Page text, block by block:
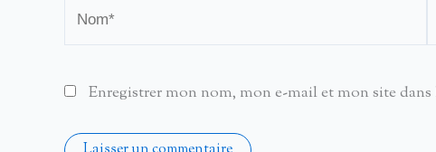
Enregistrer mon nom, mon e-mail et mon site